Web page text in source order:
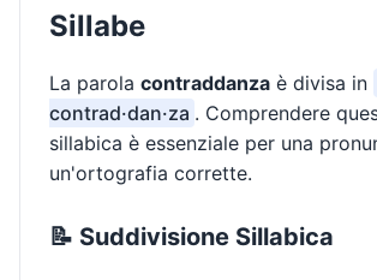
Sillabe
La parola contraddanza è divisa in
contrad·dan·za . Comprendere
sillabica è essenziale per una
un'ortografia corrette.
📝 Suddivisione Sillabica